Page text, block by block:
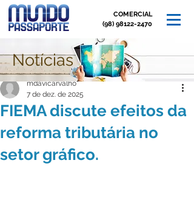
COMERCIAL
(98) 98122-2470
Post
FIEMA discute efeitos da
reforma tributária no
setor gráfico.
mdavicarvalho
7 de dez. de 2025
Notícias